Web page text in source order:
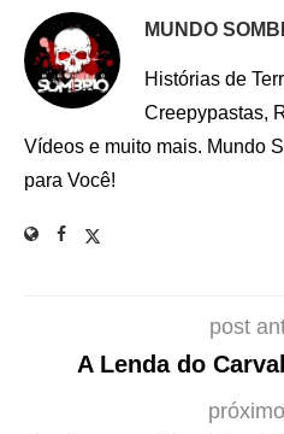
MUNDO
Histórias de
Creepypastas,
Vídeos e muito mais. Mundo
para Você!
post
A Lenda do